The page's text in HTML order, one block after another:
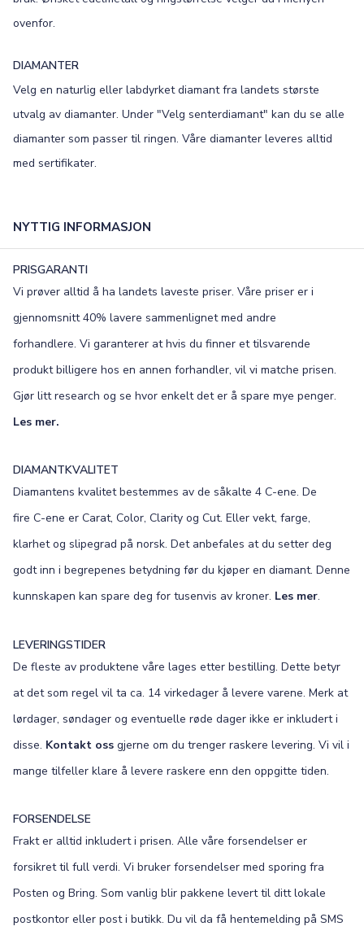
FONT
Script MT Corinthia
ovenfor.
DIAMANTER
Velg en naturlig eller labdyrket diamant fra landets største
utvalg av diamanter. Under "Velg senterdiamant" kan du se alle
diamanter som passer til ringen. Våre diamanter leveres alltid
med sertifikater.
NYTTIG INFORMASJON
PRISGARANTI
Vi prøver alltid å ha landets laveste priser. Våre priser er i
gjennomsnitt 40% lavere sammenlignet med andre
forhandlere. Vi garanterer at hvis du finner et tilsvarende
produkt billigere hos en annen forhandler, vil vi matche prisen.
Gjør litt research og se hvor enkelt det er å spare mye penger.
Les mer.
DIAMANTKVALITET
Diamantens kvalitet bestemmes av de såkalte 4 C-ene. De
fire C-ene er Carat, Color, Clarity og Cut. Eller vekt, farge,
klarhet og slipegrad på norsk. Det anbefales at du setter deg
godt inn i begrepenes betydning før du kjøper en diamant. Denne
kunnskapen kan spare deg for tusenvis av kroner. Les mer.
LEVERINGSTIDER
De fleste av produktene våre lages etter bestilling. Dette betyr
at det som regel vil ta ca. 14 virkedager å levere varene. Merk at
lørdager, søndager og eventuelle røde dager ikke er inkludert i
disse. Kontakt oss gjerne om du trenger raskere levering. Vi vil i
mange tilfeller klare å levere raskere enn den oppgitte tiden.
FORSENDELSE
Frakt er alltid inkludert i prisen. Alle våre forsendelser er
forsikret til full verdi. Vi bruker forsendelser med sporing fra
Posten og Bring. Som vanlig blir pakkene levert til ditt lokale
postkontor eller post i butikk. Du vil da få hentemelding på SMS